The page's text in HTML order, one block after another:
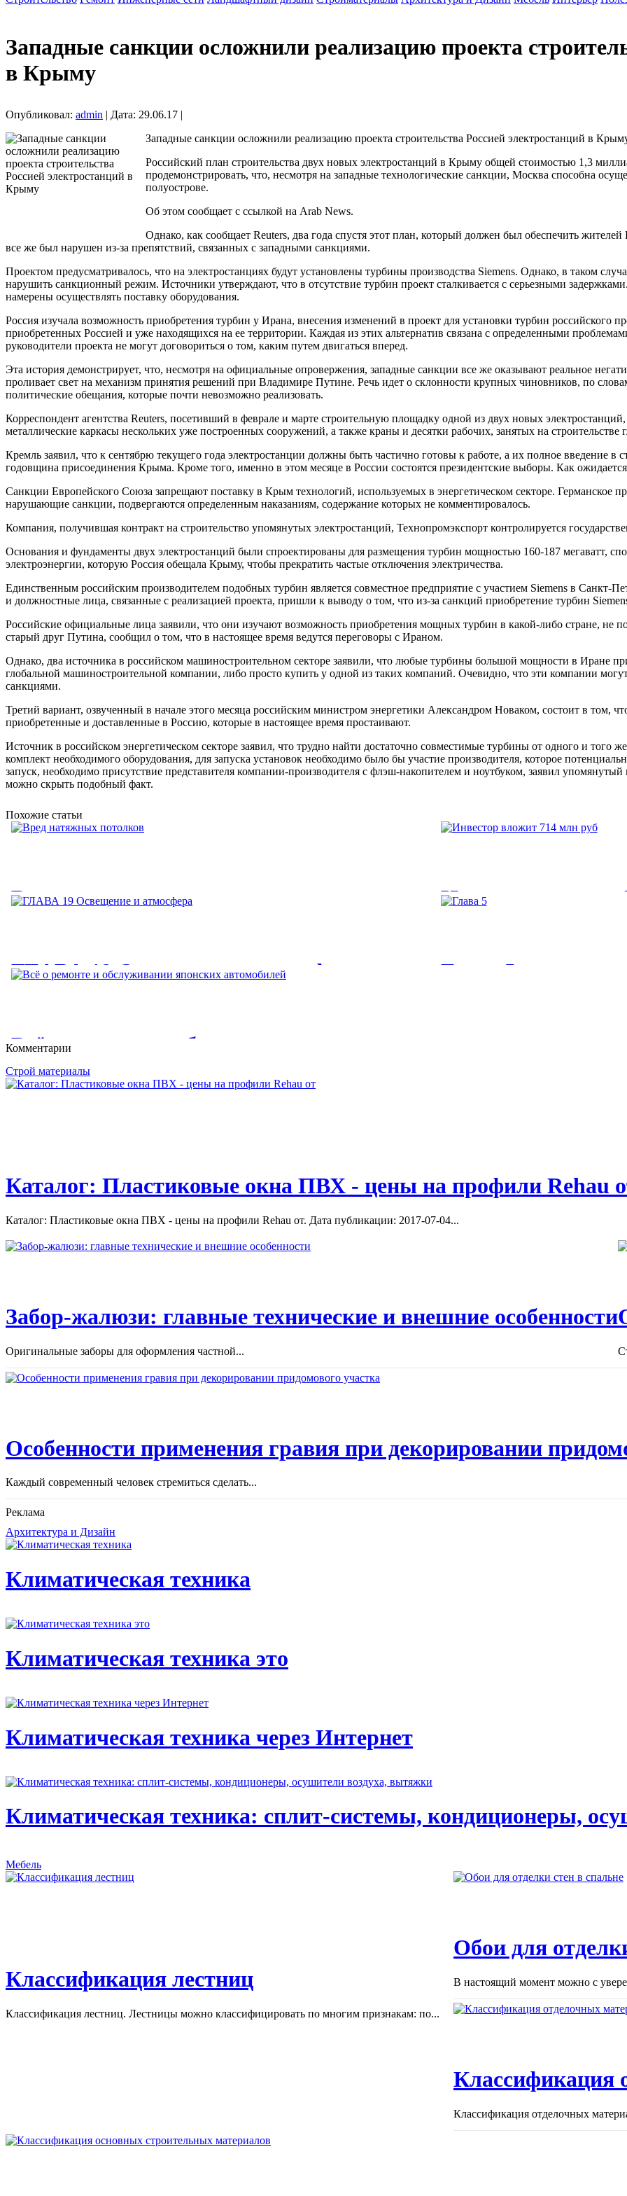
Западные санкции осложнили реализацию проекта
в Крыму
Опубликовал: admin | Дата: 29.06.17 |
Западные санкции осложнили реализацию проекта строительства Россией электростанций в
Российский план строительства двух новых электростанций в Крыму общей стоимостью 1,3
продемонстрировать, что, несмотря на западные технологические санкции, Москва способна
полуострове.
Об этом сообщает с ссылкой на Arab News.
Однако, как сообщает Reuters, два года спустя этот план, который должен был обеспечить
все же был нарушен из-за препятствий, связанных с западными санкциями.
Проектом предусматривалось, что на электростанциях будут установлены турбины производства Siemens. Однако, в таком
нарушить санкционный режим. Источники утверждают, что в отсутствие турбин проект сталкивается с серьезными
намерены осуществлять поставку оборудования.
Россия изучала возможность приобретения турбин у Ирана, внесения изменений в проект для установки турбин российского
приобретенных Россией и уже находящихся на ее территории. Каждая из этих альтернатив связана с определенными
руководители проекта не могут договориться о том, каким путем двигаться вперед.
Эта история демонстрирует, что, несмотря на официальные опровержения, западные санкции все же оказывают реальное
проливает свет на механизм принятия решений при Владимире Путине. Речь идет о склонности крупных чиновников, по
политические обещания, которые почти невозможно реализовать.
Корреспондент агентства Reuters, посетивший в феврале и марте строительную площадку одной из двух новых
металлические каркасы нескольких уже построенных сооружений, а также краны и десятки рабочих, занятых на строительстве
Кремль заявил, что к сентябрю текущего года электростанции должны быть частично готовы к работе, а их полное введение в
годовщина присоединения Крыма. Кроме того, именно в этом месяце в России состоятся президентские выборы. Как
Санкции Европейского Союза запрещают поставку в Крым технологий, используемых в энергетическом секторе. Германское
нарушающие санкции, подвергаются определенным наказаниям, содержание которых не комментировалось.
Компания, получившая контракт на строительство упомянутых электростанций, Технопромэкспорт контролируется
Основания и фундаменты двух электростанций были спроектированы для размещения турбин мощностью 160-187 мегаватт,
электроэнергии, которую Россия обещала Крыму, чтобы прекратить частые отключения электричества.
Единственным российским производителем подобных турбин является совместное предприятие с участием Siemens в Санкт-
и должностные лица, связанные с реализацией проекта, пришли к выводу о том, что из-за санкций приобретение турбин
Российские официальные лица заявили, что они изучают возможность приобретения мощных турбин в какой-либо стране, не
старый друг Путина, сообщил о том, что в настоящее время ведутся переговоры с Ираном.
Однако, два источника в российском машиностроительном секторе заявили, что любые турбины большой мощности в Иране
глобальной машиностроительной компании, либо просто купить у одной из таких компаний. Очевидно, что эти компании
санкциями.
Третий вариант, озвученный в начале этого месяца российским министром энергетики Александром Новаком, состоит в том,
приобретенные и доставленные в Россию, которые в настоящее время простаивают.
Источник в российском энергетическом секторе заявил, что трудно найти достаточно совместимые турбины от одного и
комплект необходимого оборудования, для запуска установок необходимо было бы участие производителя, которое
запуск, необходимо присутствие представителя компании-производителя с флэш-накопителем и ноутбуком, заявил
можно скрыть подобный факт.
Похожие статьи
Вред натяжных потолков Инвестор вложит
ГЛАВА 19 Освещение и атмосфера Глава 5
Всё о ремонте и обслуживании японских
автомобилей
Комментарии
Строй материалы
Каталог: Пластиковые окна ПВХ - цены на профили Rehau
Каталог: Пластиковые окна ПВХ - цены на профили Rehau от. Дата публикации: 2017-07-04...
Забор-жалюзи: главные технические и внешние особенности
Оригинальные заборы для оформления частной...
Особенности применения гравия при декорировании
Каждый современный человек стремиться сделать...
Реклама
Архитектура и Дизайн
Климатическая техника
Климатическая техника это
Климатическая техника через Интернет
Климатическая техника: сплит-системы, кондиционеры,
Мебель
Классификация лестниц
Классификация лестниц. Лестницы можно классифицировать по многим признакам: по...
Обои для
В настоящий момент можно с
Классификация
Классификация отделочных